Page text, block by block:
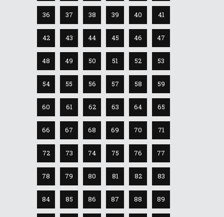
36 37 38 39 40 41
42 43 44 45 46 47
48 49 50 51 52 53
54 55 56 57 58 59
60 61 62 63 64 65
66 67 68 69 70 71
72 73 74 75 76 77
78 79 80 81 82 83
84 85 86 87 88 89